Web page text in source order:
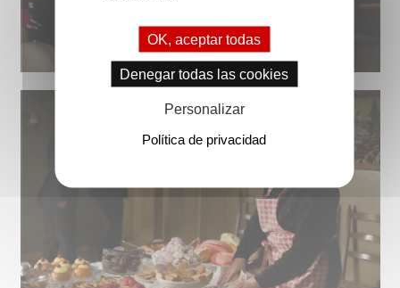
OK, aceptar todas
Denegar todas las cookies
Personalizar
Política de privacidad